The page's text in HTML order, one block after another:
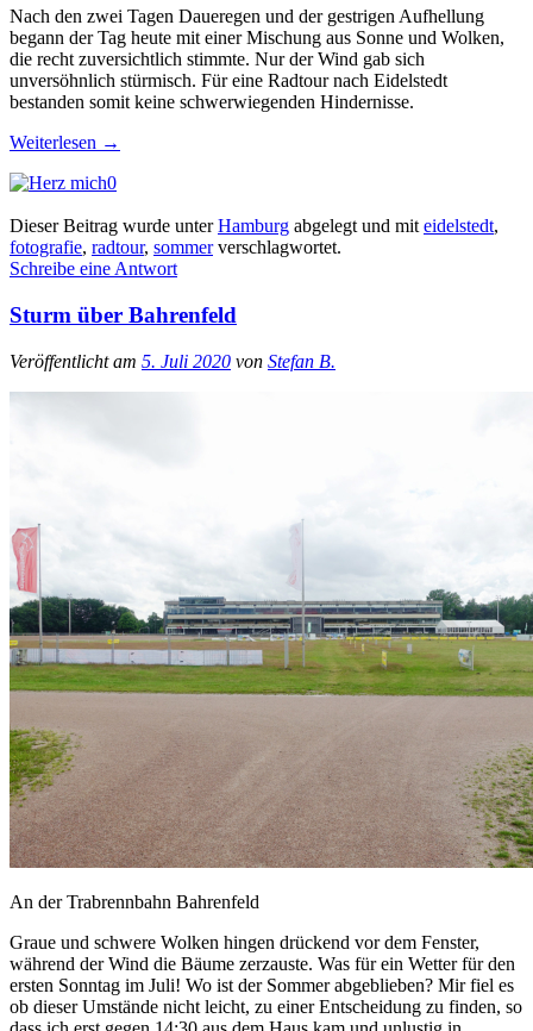
Nach den zwei Tagen Daueregen und der gestrigen Aufhellung
begann der Tag heute mit einer Mischung aus Sonne und Wolken,
die recht zuversichtlich stimmte. Nur der Wind gab sich
unversöhnlich stürmisch. Für eine Radtour nach Eidelstedt
bestanden somit keine schwerwiegenden Hindernisse.
Weiterlesen →
0
Dieser Beitrag wurde unterHamburg abgelegt und miteidelstedt,
fotografie, radtour, sommerverschlagwortet.
Schreibe eine Antwort
Sturm über Bahrenfeld
Veröffentlicht am 5. Juli 2020 von Stefan B.
An der Trabrennbahn Bahrenfeld
Graue und schwere Wolken hingen drückend vor dem Fenster,
während der Wind die Bäume zerzauste. Was für ein Wetter für den
ersten Sonntag im Juli! Wo ist der Sommer abgeblieben? Mir fiel es
ob dieser Umstände nicht leicht, zu einer Entscheidung zu finden, so